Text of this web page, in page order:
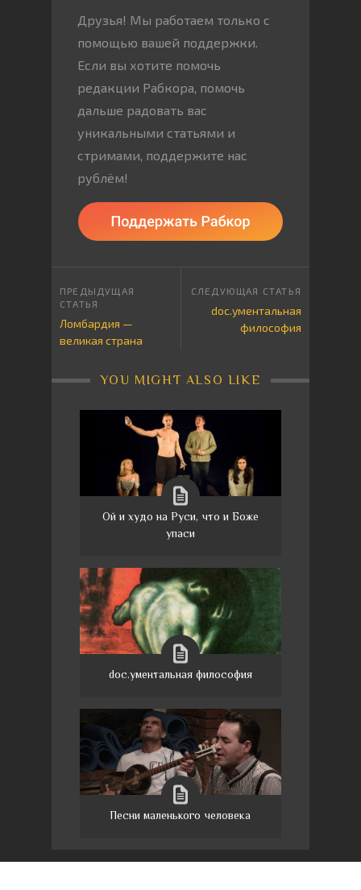
Друзья! Мы работаем только с
помощью вашей поддержки.
Если вы хотите помочь
редакции Рабкора, помочь
дальше радовать вас
уникальными статьями и
стримами, поддержите нас
рублём!
Ломбардия —
великая страна
doc.ументальная
философия
YOU MIGHT ALSO LIKE
Ой и худо на Руси, что и Боже
упаси
doc.ументальная философия
Песни маленького человека